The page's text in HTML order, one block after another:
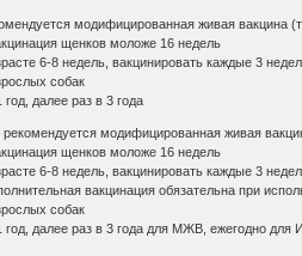
модифицированная живая
щенков моложе 16 недель
6-8 недель, вакцинировать каждые 3
собак
год, далее раз в 3 года
рекомендуется модифицированная живая
щенков моложе 16 недель
6-8 недель, вакцинировать каждые 3
вакцинация обязательна при
собак
год, далее раз в 3 года для МЖВ, ежегодно для